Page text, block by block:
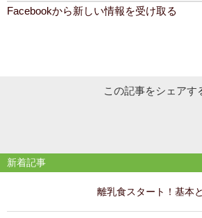
Facebookから新しい情報を受け取る
この記事をシェアす
新着記事
離乳食スタート！基本